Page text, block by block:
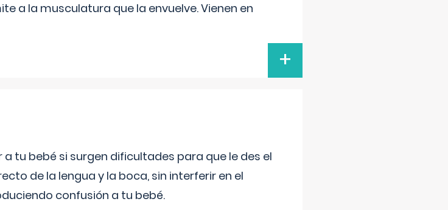
a la musculatura que la envuelve. Vienen en
+
tu bebé si surgen dificultades para que le des el
de la lengua y la boca, sin interferir en el
confusión a tu bebé.